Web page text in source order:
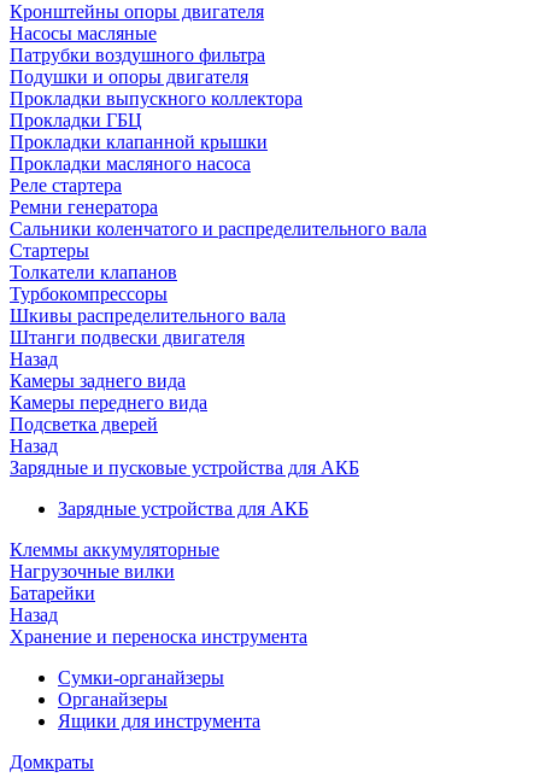
Кронштейны опоры двигателя
Насосы масляные
Патрубки воздушного фильтра
Подушки и опоры двигателя
Прокладки выпускного коллектора
Прокладки ГБЦ
Прокладки клапанной крышки
Прокладки масляного насоса
Реле стартера
Ремни генератора
Сальники коленчатого и распределительного вала
Стартеры
Толкатели клапанов
Турбокомпрессоры
Шкивы распределительного вала
Штанги подвески двигателя
Назад
Камеры заднего вида
Камеры переднего вида
Подсветка дверей
Назад
Зарядные и пусковые устройства для АКБ
Зарядные устройства для АКБ
Клеммы аккумуляторные
Нагрузочные вилки
Батарейки
Назад
Хранение и переноска инструмента
Сумки-органайзеры
Органайзеры
Ящики для инструмента
Домкраты